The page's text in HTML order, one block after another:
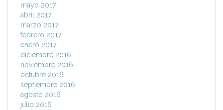
mayo 2017
abril 2017
marzo 2017
febrero 2017
enero 2017
diciembre 2016
noviembre 2016
octubre 2016
septiembre 2016
agosto 2016
julio 2016